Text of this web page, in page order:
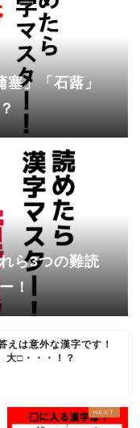
塞」「石蕗」
ら3つの難読
！
えは意外な漢字です！
大□・・・！？